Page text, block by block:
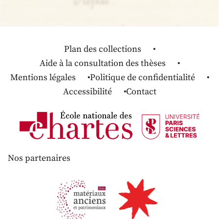
Plan des collections
Aide à la consultation des thèses
Mentions légales
Politique de confidentialité
Accessibilité
Contact
Nos partenaires